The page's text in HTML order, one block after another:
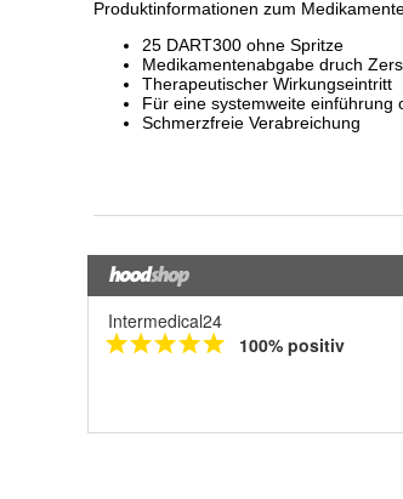
Intermedical24
100% positiv